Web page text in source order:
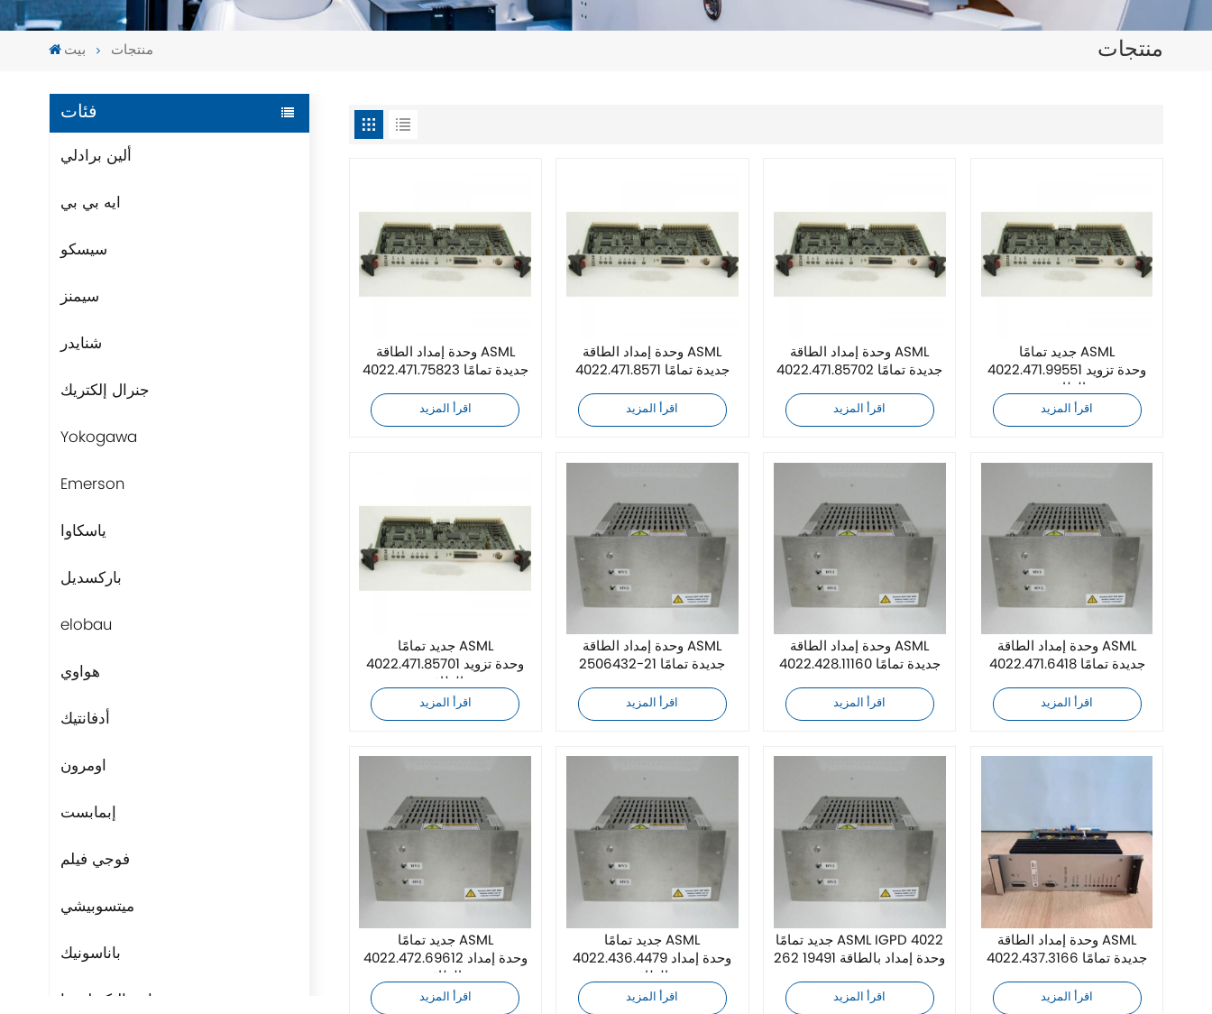
한국의
بيت منتجات منتجات
فئات
ألين برادلي
ايه بي بي
سيسكو
سيمنز
شنايدر
جنرال إلكتريك
Yokogawa
Emerson
ياسكاوا
باركسديل
elobau
هواوي
أدفانتيك
اومرون
إبمابست
فوجي فيلم
ميتسوبيشي
باناسونيك
مراوح التكنولوجيا
وحدة إمداد الطاقة ASML
4022.471.75823 جديدة تمامًا
اقرأ المزيد
وحدة إمداد الطاقة ASML
4022.471.8571 جديدة تمامًا
اقرأ المزيد
وحدة إمداد الطاقة ASML
4022.471.85702 جديدة تمامًا
اقرأ المزيد
جديد تمامًا ASML
4022.471.99551 وحدة تزويد
الطاقة
اقرأ المزيد
جديد تمامًا ASML
4022.471.85701 وحدة تزويد
الطاقة
اقرأ المزيد
وحدة إمداد الطاقة ASML
2506432-21 جديدة تمامًا
اقرأ المزيد
وحدة إمداد الطاقة ASML
4022.428.11160 جديدة تمامًا
اقرأ المزيد
وحدة إمداد الطاقة ASML
4022.471.6418 جديدة تمامًا
اقرأ المزيد
جديد تمامًا ASML
4022.472.69612 وحدة إمداد
بالطاقة
اقرأ المزيد
جديد تمامًا ASML
4022.436.4479 وحدة إمداد
بالطاقة
اقرأ المزيد
جديد تمامًا ASML IGPD 4022
262 19491 وحدة إمداد بالطاقة
اقرأ المزيد
وحدة إمداد الطاقة ASML
4022.437.3166 جديدة تمامًا
اقرأ المزيد